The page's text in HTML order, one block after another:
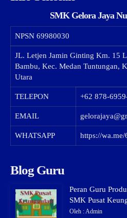
SMK Gelora Jaya
NPSN 69980030
JL. Letjen Jamin Ginting Km. 15
Bambu, Kec. Medan Tuntungan,
Utara
TELEPON +62 878-
EMAIL
WHATSAPP https://
Blog Guru
Peran Guru
SMK Pusat
Oleh : Admin